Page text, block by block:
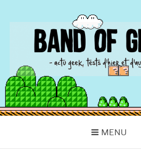
BAND OF
Actu Geek d'hier et d'aujourd'hui
MENU